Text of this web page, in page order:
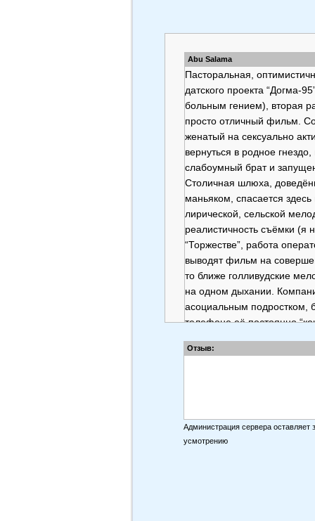
Abu Salama
Пасторальная,
датского проекта “Догма-
больным гением), вторая
просто отличный фильм.
женатый на сексуально
вернуться в родное
слабоумный брат и
Столичная шлюха,
маньяком, спасается
лирической, сельской
реалистичность съёмки (я
“Торжестве”, работа
выводят фильм на
то ближе голливудские
на одном дыхании.
асоциальным подростком,
телефоне её постоянно
Осторожно - спойлер!
Отзыв:
Администрация сервера оставляет
усмотрению